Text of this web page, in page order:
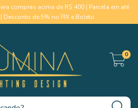
compras acima de R$ 400 | Parcela em até
Desconto de 5% no PIX e Boleto
0